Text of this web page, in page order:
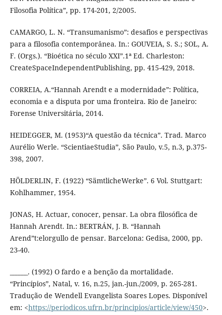
Filosofia Política”, pp. 174-201, 2/2005.
CAMARGO, L. N. “Transumanismo”: desafios e perspectivas
para a filosofia contemporânea. In.: GOUVEIA, S. S.; SOL, A.
F. (Orgs.). “Bioética no século XXI”.1ª Ed. Charleston:
CreateSpaceIndependentPublishing, pp. 415-429, 2018.
CORREIA, A.“Hannah Arendt e a modernidade”: Política,
economia e a disputa por uma fronteira. Rio de Janeiro:
Forense Universitária, 2014.
HEIDEGGER, M. (1953)“A questão da técnica”. Trad. Marco
Aurélio Werle. “ScientiaeStudia”, São Paulo, v.5, n.3, p.375-
398, 2007.
HÖLDERLIN, F. (1922) “SämtlicheWerke”. 6 Vol. Stuttgart:
Kohlhammer, 1954.
JONAS, H. Actuar, conocer, pensar. La obra filosófica de
Hannah Arendt. In.: BERTRÁN, J. B. “Hannah
Arend”t:elorgullo de pensar. Barcelona: Gedisa, 2000, pp.
23-40.
______. (1992) O fardo e a benção da mortalidade.
“Princípios”, Natal, v. 16, n.25, jan.-jun./2009, p. 265-281.
Tradução de Wendell Evangelista Soares Lopes. Disponível
em: <https://periodicos.ufrn.br/principios/article/view/450>.